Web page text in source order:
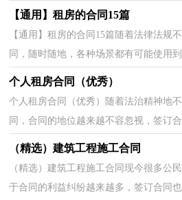
怎么起草的呢？以下是小编为大家收集
【通用】租房的合同15篇
【通用】租房的合同15篇随着法律法规
同，随时随地，各种场景都有可能使用
规范地承诺和履行合作。合同有不同的
个人租房合同（优秀）
个人租房合同（优秀）随着法治精神地
同，合同的地位越来越不容忽视，签订
（精选）建筑工程施工合同
（精选）建筑工程施工合同现今很多公
于合同的利益纠纷越来越多，签订合同